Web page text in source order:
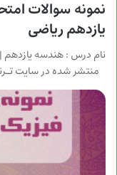
یازدهم ریاضی
منتشر شده در سایت